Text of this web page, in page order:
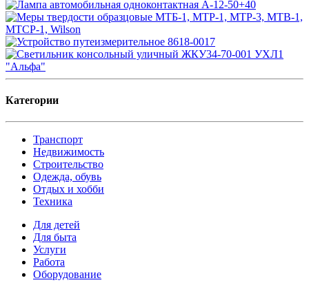
Категории
Транспорт
Недвижимость
Строительство
Одежда, обувь
Отдых и хобби
Техника
Для детей
Для быта
Услуги
Работа
Оборудование